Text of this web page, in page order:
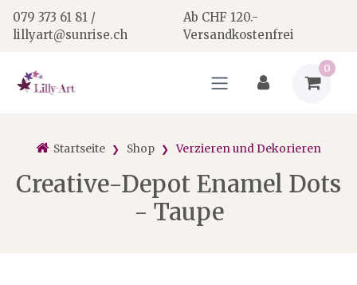
079 373 61 81 /
lillyart@sunrise.ch
Ab CHF 120.-
Versandkostenfrei
0
Startseite Shop Verzieren und Dekorieren
Creative-Depot Enamel Dots
- Taupe